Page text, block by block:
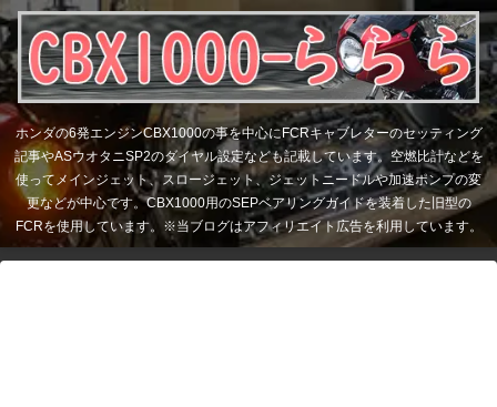
ホンダの6発エンジンCBX1000の事を中心にFCRキャブレターのセッティング
記事やASウオタニSP2のダイヤル設定なども記載しています。空燃比計などを
使ってメインジェット、スロージェット、ジェットニードルや加速ポンプの変
更などが中心です。CBX1000用のSEPベアリングガイドを装着した旧型の
FCRを使用しています。※当ブログはアフィリエイト広告を利用しています。